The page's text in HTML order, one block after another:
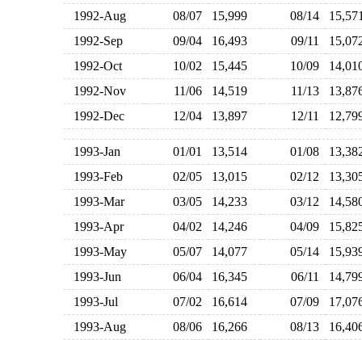
1992-Aug
08/07 15,999 08/14
1992-Sep
09/04 16,493 09/11
1992-Oct
10/02 15,445 10/09
1992-Nov
11/06 14,519 11/13
1992-Dec
12/04 13,897 12/11
1993-Jan 01/01 13,514 01/08
1993-Feb
02/05 13,015 02/12
1993-Mar
03/05 14,233 03/12
1993-Apr
04/02 14,246 04/09
1993-May
05/07 14,077 05/14
1993-Jun
06/04 16,345 06/11
1993-Jul
07/02 16,614 07/09
1993-Aug
08/06 16,266 08/13